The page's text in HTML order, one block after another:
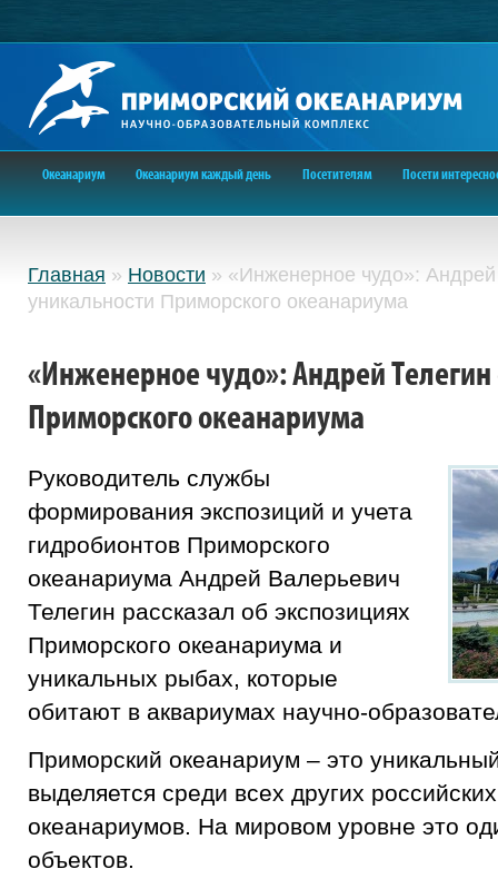
Океанариум Океанариум каждый день Посетителям Посети
Главная » Новости » «Инженерное чудо»: Андрей
уникальности Приморского океанариума
«Инженерное чудо»: Андрей Телегин
Приморского океанариума
Руководитель службы
формирования экспозиций и учета
гидробионтов Приморского
океанариума Андрей Валерьевич
Телегин рассказал об экспозициях
Приморского океанариума и
уникальных рыбах, которые
обитают в аквариумах научно-
Приморский океанариум – это
выделяется среди всех других
океанариумов. На мировом уровне это
объектов.